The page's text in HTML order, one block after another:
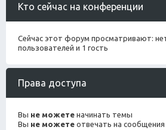
Кто сейчас на конференции
Сейчас этот форум просматривают:
пользователей и 1 гость
Права доступа
Вы не можете начинать темы
Вы не можете отвечать на сообщения